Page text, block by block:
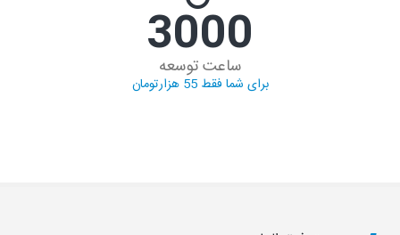
3000
ساعت توسعه
برای شما فقط 55 هزارتومان